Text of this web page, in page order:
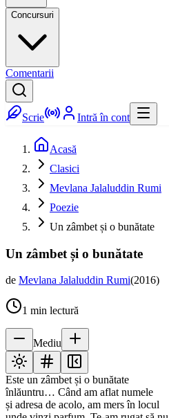
Concursuri
Comentarii
Scrie Intră în cont
Acasă
Clasici
Mevlana Jalaluddin Rumi
Poezie
Un zâmbet și o bunătate
Un zâmbet și o bunătate
de Mevlana Jalaluddin Rumi(2016)
1 min lectură
Mediu
Este un zâmbet și o bunătate
înlăuntru… Când am aflat numele
și adresa de acolo, am mers în locul